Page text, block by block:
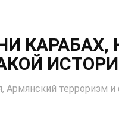
КАРАБАХ,
Армянский терроризм и